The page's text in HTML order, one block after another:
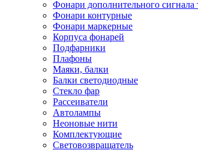
Фонари дополнительного
Фонари контурные
Фонари маркерные
Корпуса фонарей
Подфарники
Плафоны
Маяки, балки
Балки светодиодные
Стекло фар
Рассеиватели
Автолампы
Неоновые нити
Комплектующие
Световозвращатель